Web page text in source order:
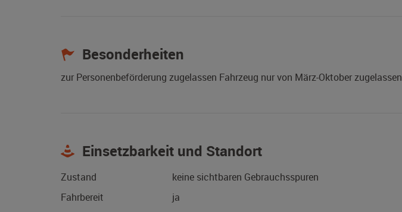
Besonderheiten
zur Personenbeförderung zugelassen Fahrzeug nur von März-Oktober zugelassen
Einsetzbarkeit und Standort
Zustand
keine sichtbaren Gebrauchsspuren
Fahrbereit
ja